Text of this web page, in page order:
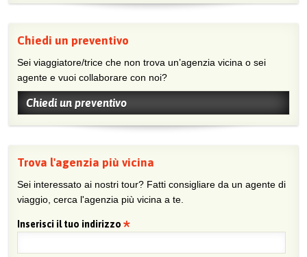
Chiedi un preventivo
Sei viaggiatore/trice che non trova un’agenzia vicina o sei
agente e vuoi collaborare con noi?
Chiedi un preventivo
Trova l'agenzia più vicina
Sei interessato ai nostri tour? Fatti consigliare da un agente di
viaggio, cerca l'agenzia più vicina a te.
Inserisci il tuo indirizzo